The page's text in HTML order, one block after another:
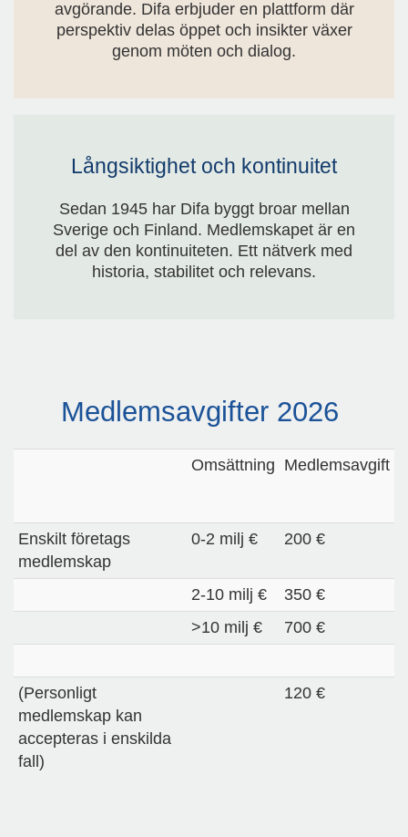
avgörande. Difa erbjuder en plattform där
perspektiv delas öppet och insikter växer
genom möten och dialog.
Långsiktighet och kontinuitet
Sedan 1945 har Difa byggt broar mellan
Sverige och Finland. Medlemskapet är en
del av den kontinuiteten. Ett nätverk med
historia, stabilitet och relevans.
Medlemsavgifter 2026
Omsättning Medlemsavgift
Enskilt företags
medlemskap
0-2 milj € 200 €
2-10 milj €
350 €
>10 milj €
700 €
(Personligt
medlemskap kan
accepteras i enskilda
fall)
120 €